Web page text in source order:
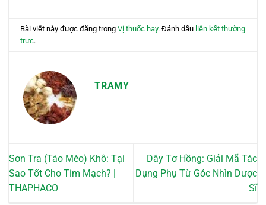
Bài viết này được đăng trongVị thuốc hay. Đánh dấu liên kết thường
trực.
TRAMY
Sơn Tra (Táo Mèo) Khô: Tại
Sao Tốt Cho Tim Mạch? |
THAPHACO
Dây Tơ Hồng: Giải Mã Tác
Dụng Phụ Từ Góc Nhìn Dược
Sĩ